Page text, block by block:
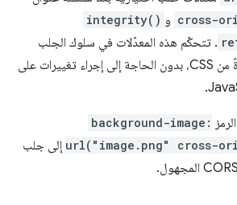
cross- و integrity()
. تتحكّم هذه المعدّلات في سلوك الجلب
للمورد المشار إليه مباشرةً من CSS، بدون الحاجة إلى إجراء تغييرات على
background-image:
url("image.png" cross- إلى جلب